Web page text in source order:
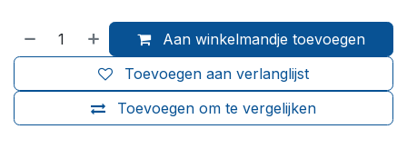
Aan winkelmandje toevoegen
Toevoegen om te vergelijken
Toevoegen aan verlanglijst